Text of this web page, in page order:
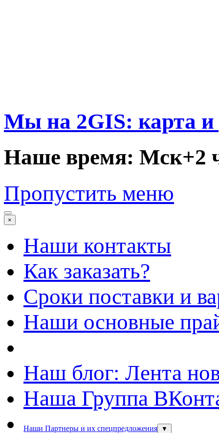
Мы на 2GIS: карта
Наше время: Мск+2
Пропустить меню
×
Наши контакты
Как заказать?
Сроки поставки и
Наши основные
Наш блог: Лента
Наша Группа
Наши Партнеры и их спецпредложения ▼